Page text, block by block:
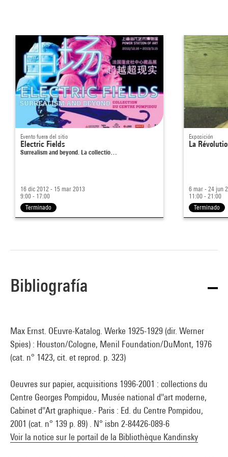
Source :
Extrait du catalogueCollection art graphique - La collection du
Centre Pompidou, Musée national d'art moderne
, sous la
direction de Agnès de la Beaumelle, Paris, Centre Pompidou,
2008
Evento fuera del sitio
Electric Fields
Surrealism and beyond. La collectio…
16 dic 2012 - 15 mar 2013
9:00 - 17:00
Terminado
Exposición
La
6 mar - 24 jun
11:00 - 21:00
Terminado
Bibliografía
Max Ernst. OEuvre-Katalog. Werke 1925-1929 (dir. Werner
Spies) : Houston/Cologne, Menil Foundation/DuMont, 1976
(cat. n° 1423, cit. et reprod. p. 323)
Oeuvres sur papier, acquisitions 1996-2001 : collections du
Centre Georges Pompidou, Musée national d''art moderne,
Cabinet d''Art graphique.- Paris : Ed. du Centre Pompidou,
2001 (cat. n° 139 p. 89) . N° isbn 2-84426-089-6
Voir la notice sur le portail de la Bibliothèque Kandinsky